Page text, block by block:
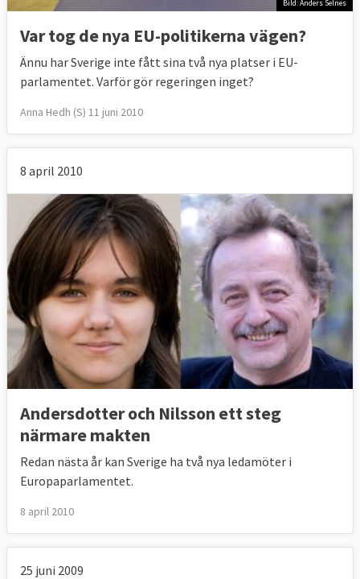
Bild: Anders Selnes
Var tog de nya EU-politikerna vägen?
Ännu har Sverige inte fått sina två nya platser i EU-
parlamentet. Varför gör regeringen inget?
Anna Hedh (S) 11 juni 2010
8 april 2010
Andersdotter och Nilsson ett steg
närmare makten
Redan nästa år kan Sverige ha två nya ledamöter i
Europaparlamentet.
8 april 2010
25 juni 2009